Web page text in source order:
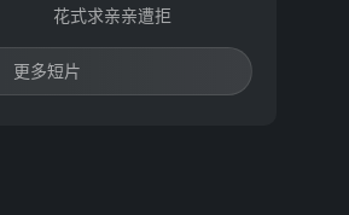
花式求亲亲遭拒
更多短片